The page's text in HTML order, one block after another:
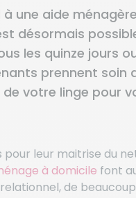
à une aide
désormais
les quinze jours
prennent soin
votre linge pour
pour leur maitrise du
à domicile font
de